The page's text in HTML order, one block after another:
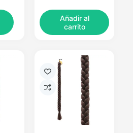
Añadir al
carrito